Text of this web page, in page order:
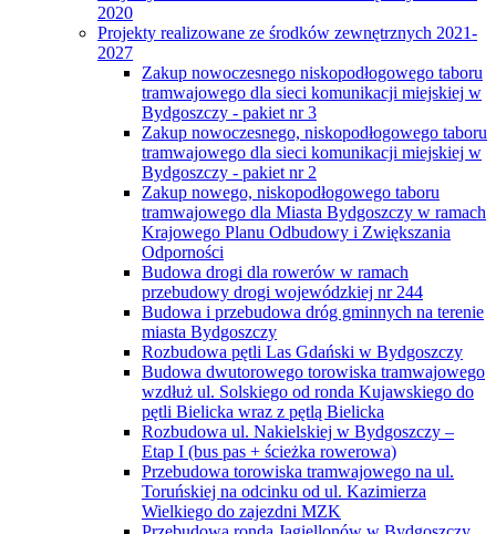
2020
Projekty realizowane ze środków zewnętrznych 2021-
2027
Zakup nowoczesnego niskopodłogowego taboru
tramwajowego dla sieci komunikacji miejskiej w
Bydgoszczy - pakiet nr 3
Zakup nowoczesnego, niskopodłogowego taboru
tramwajowego dla sieci komunikacji miejskiej w
Bydgoszczy - pakiet nr 2
Zakup nowego, niskopodłogowego taboru
tramwajowego dla Miasta Bydgoszczy w ramach
Krajowego Planu Odbudowy i Zwiększania
Odporności
Budowa drogi dla rowerów w ramach
przebudowy drogi wojewódzkiej nr 244
Budowa i przebudowa dróg gminnych na terenie
miasta Bydgoszczy
Rozbudowa pętli Las Gdański w Bydgoszczy
Budowa dwutorowego torowiska tramwajowego
wzdłuż ul. Solskiego od ronda Kujawskiego do
pętli Bielicka wraz z pętlą Bielicka
Rozbudowa ul. Nakielskiej w Bydgoszczy –
Etap I (bus pas + ścieżka rowerowa)
Przebudowa torowiska tramwajowego na ul.
Toruńskiej na odcinku od ul. Kazimierza
Wielkiego do zajezdni MZK